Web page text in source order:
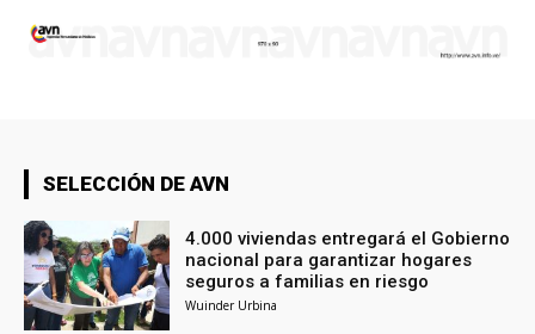
SELECCIÓN DE AVN
4.000 viviendas entregará el Gobierno
nacional para garantizar hogares
seguros a familias en riesgo
Wuinder Urbina